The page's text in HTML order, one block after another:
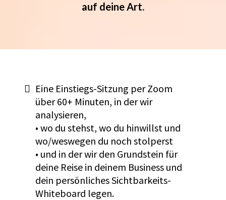
auf deine Art.
Eine Einstiegs-Sitzung per Zoom
über 60+ Minuten, in der wir
analysieren,
• wo du stehst, wo du hinwillst und
wo/weswegen du noch stolperst
• und in der wir den Grundstein für
deine Reise in deinem Business und
dein persönliches Sichtbarkeits-
Whiteboard legen.